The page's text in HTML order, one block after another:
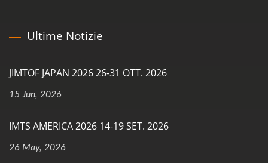
Ultime Notizie
JIMTOF JAPAN 2026 26-31 OTT. 2026
15 Jun, 2026
IMTS AMERICA 2026 14-19 SET. 2026
26 May, 2026